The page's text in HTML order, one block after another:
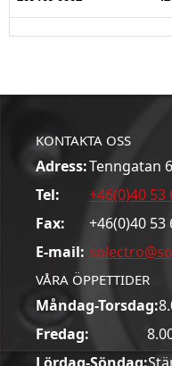
KONTAKTA OSS
Adress:Tenngatan
Tel:
+46(0)40 53
Fax:
+46(0)40 53
E-mail:
VÅRA ÖPPETTIDER
Måndag-Torsdag:
Fredag: